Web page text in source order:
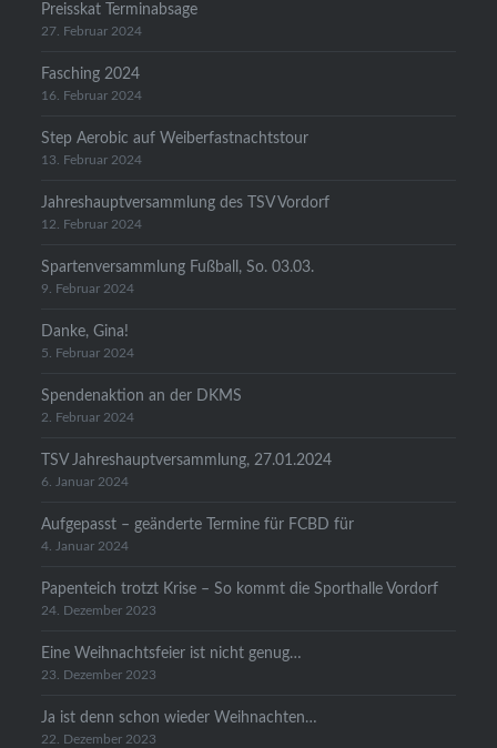
Preisskat Terminabsage
27. Februar 2024
Fasching 2024
16. Februar 2024
Step Aerobic auf Weiberfastnachtstour
13. Februar 2024
Jahreshauptversammlung des TSV Vordorf
12. Februar 2024
Spartenversammlung Fußball, So. 03.03.
9. Februar 2024
Danke, Gina!
5. Februar 2024
Spendenaktion an der DKMS
2. Februar 2024
TSV Jahreshauptversammlung, 27.01.2024
6. Januar 2024
Aufgepasst – geänderte Termine für FCBD für
4. Januar 2024
Papenteich trotzt Krise – So kommt die Sporthalle Vordorf
24. Dezember 2023
Eine Weihnachtsfeier ist nicht genug…
23. Dezember 2023
Ja ist denn schon wieder Weihnachten…
22. Dezember 2023